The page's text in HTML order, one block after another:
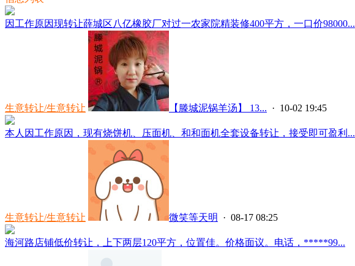
因工作原因现转让薛城区八亿橡胶厂对过一农家院精装修400平方，一口价98000...
生意转让/生意转让 【滕城泥锅羊汤】 13... · 10-02 19:45
本人因工作原因，现有烧饼机、压面机、和和面机全套设备转让，接受即可盈利...
生意转让/生意转让 微笑等天明 · 08-17 08:25
海河路店铺低价转让，上下两层120平方，位置佳。价格面议。电话，*****99...